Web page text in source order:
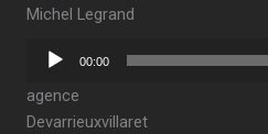
Michel Legrand
Lecteur
00:00
agence
Devarrieuxvillaret